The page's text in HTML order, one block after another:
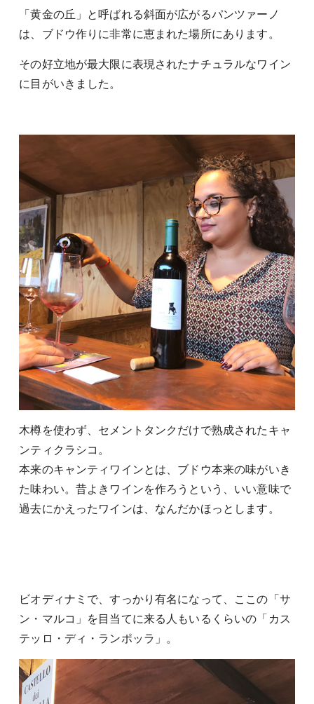
「黄金の丘」と呼ばれる斜面が広がるパンツァーノ
は、ブドウ作りに非常に恵まれた場所にあります。
その好立地が最大限に表現されたナチュラルなワイン
に目がいきました。
木樽を使わず、セメントタンクだけで熟成されたキャ
ンティクラシコ。
本来のキャンティワインとは、ブドウ本来の味がいき
た味わい。昔よきワインを作ろうという、いい意味で
過去にかえったワインは、なんだかほっとします。
ビオディナミで、すっかり有名になって、ここの「サ
ン・マルコ」を目当てに来る人もいるくらいの「カス
テッロ・ディ・ランポッラ」。